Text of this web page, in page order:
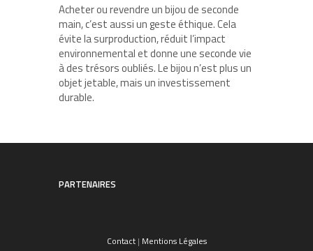
Acheter ou revendre un bijou de seconde
main, c’est aussi un geste éthique. Cela
évite la surproduction, réduit l’impact
environnemental et donne une seconde vie
à des trésors oubliés. Le bijou n’est plus un
objet jetable, mais un investissement
durable.
PARTENAIRES
Contact| Mentions Légales